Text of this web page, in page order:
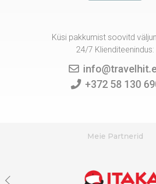
Küsi pakkumist soovitd
24/7 Klienditeenindus:
+372 58 130
Meie Partnerid